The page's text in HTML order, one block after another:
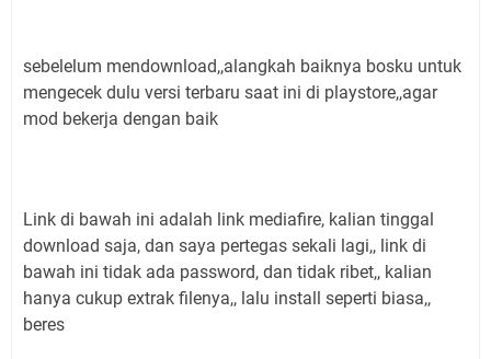
sebelelum mendownload,,alangkah baiknya bosku untuk
mengecek dulu versi terbaru saat ini di playstore,,agar
mod bekerja dengan baik
Link di bawah ini adalah link mediafire, kalian tinggal
download saja, dan saya pertegas sekali lagi,, link di
bawah ini tidak ada password, dan tidak ribet,, kalian
hanya cukup extrak filenya,, lalu install seperti biasa,,
beres